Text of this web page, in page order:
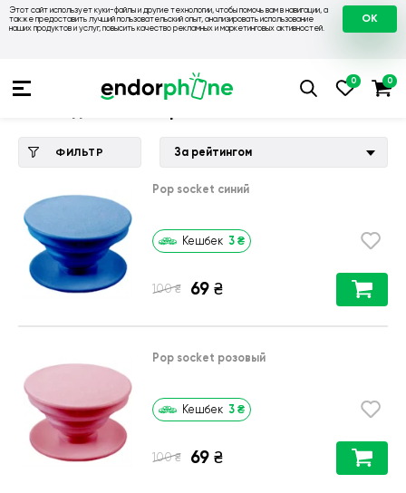
Этот сайт использует куки-файлы и другие технологии, чтобы помочь вам в навигации, а
также предоставить лучший пользовательский опыт, анализировать использование
наших продуктов и услуг, повысить качество рекламных и маркетинговых активностей.
OK
💙 Чехлы на Tecno 💛 Чехол для Tecno
ФИЛЬТР За рейтингом
Pop socket синий
Кешбек 3 ₴
100 ₴ 69 ₴
Pop socket розовый
Кешбек 3 ₴
100 ₴ 69 ₴